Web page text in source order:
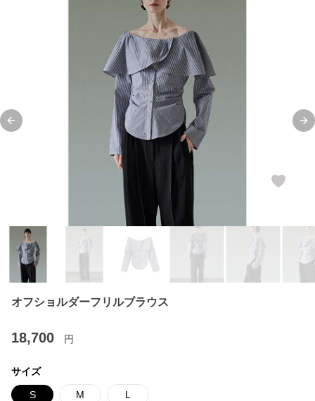
Previous slide
オフショルダーフリルブラウス
18,700 円
サイズ
S M L